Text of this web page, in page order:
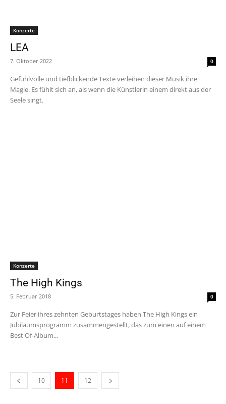
Konzerte
LEA
7. Oktober 2022 0
Gefühlvolle und tiefblickende Texte verleihen dieser Musik ihre
Magie. Es fühlt sich an, als wenn die Künstlerin einem direkt aus der
Seele singt.
Konzerte
The High Kings
5. Februar 2018 0
Zur Feier ihres zehnten Geburtstages haben The High Kings ein
Jubiläumsprogramm zusammengestellt, das zum einen auf einem
Best Of-Album...
10 11 12